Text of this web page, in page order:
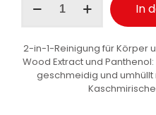
Shampoo
250
ml
Menge
In
2-in-1-Reinigung für Körper
Wood Extract und
geschmeidig und